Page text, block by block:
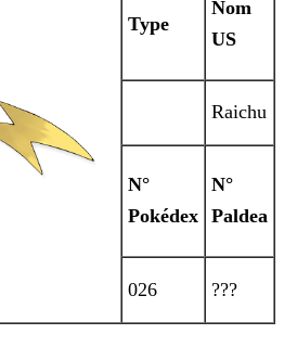
Type
Nom
US
Raichu
N°
Pokédex
N°
Paldea
026 ???